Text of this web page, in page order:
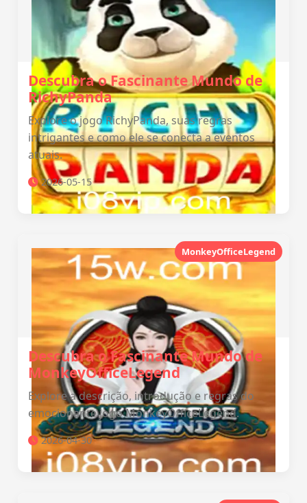
Descubra o Fascinante Mundo de
RichyPanda
Explore o jogo RichyPanda, suas regras
intrigantes e como ele se conecta a eventos
atuais.
2026-05-15
MonkeyOfficeLegend
Descubra o Fascinante Mundo de
MonkeyOfficeLegend
Explore a descrição, introdução e regras do
emocionante jogo MonkeyOfficeLegend.
2026-04-30